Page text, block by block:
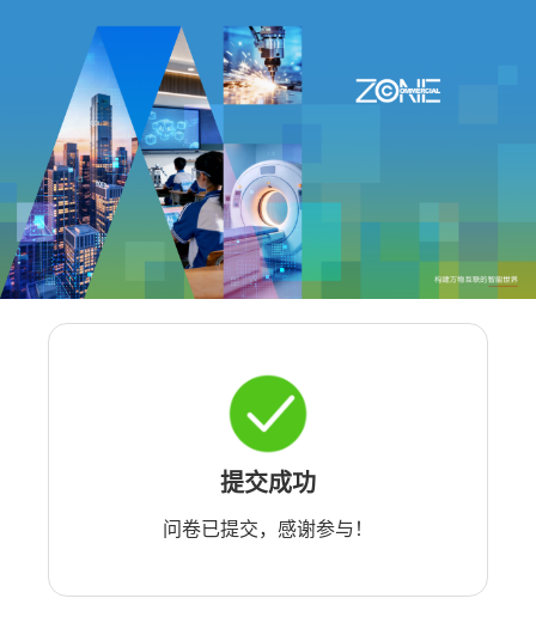
提交成功
问卷已提交，感谢参与！